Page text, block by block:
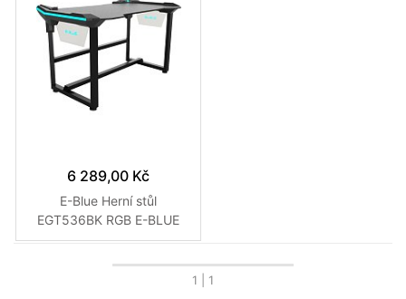
6 289,00 Kč
E-Blue Herní stůl
EGT536BK RGB E-BLUE
1 | 1